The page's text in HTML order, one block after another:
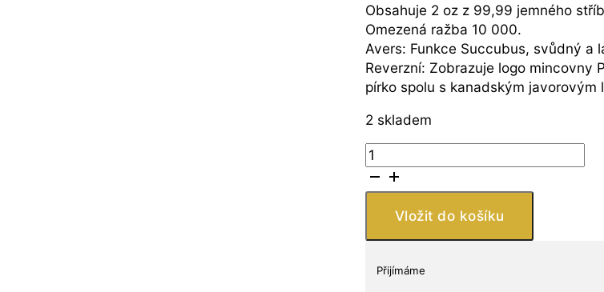
Obsahuje 2 oz z 99,99 jemného
Omezená ražba 10 000.
Avers: Funkce Succubus, svůdný a
Reverzní: Zobrazuje logo mincovny
pírko spolu s kanadským
2 skladem
Pheli
2
oz
Temptation
BU
Vložit do košíku
Přijímáme